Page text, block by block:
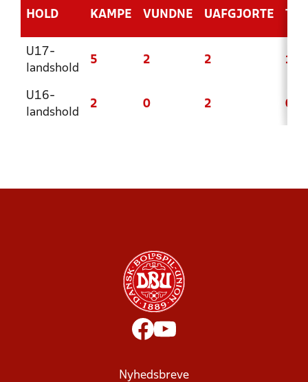
HOLD KAMPE VUNDNE UAFGJORTE
U17-
landshold
5 2 2 1
U16-
landshold
2 0 2 0
Nyhedsbreve